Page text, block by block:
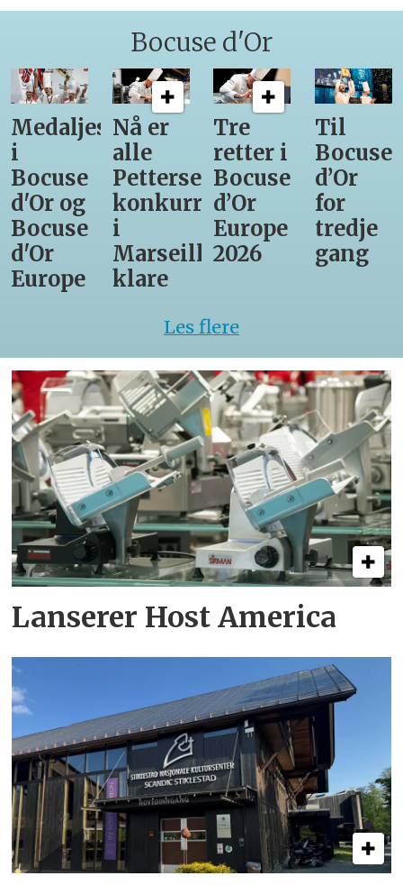
Bocuse d'Or
Medaljestatistikk
i
Bocuse
d'Or og
Bocuse
d'Or
Europe
Nå er
alle
Pettersens
konkurrenter
i
Marseille
klare
Tre
retter i
Bocuse
d’Or
Europe
2026
Til
Bocuse
d’Or
for
tredje
gang
Les flere
Lanserer Host America